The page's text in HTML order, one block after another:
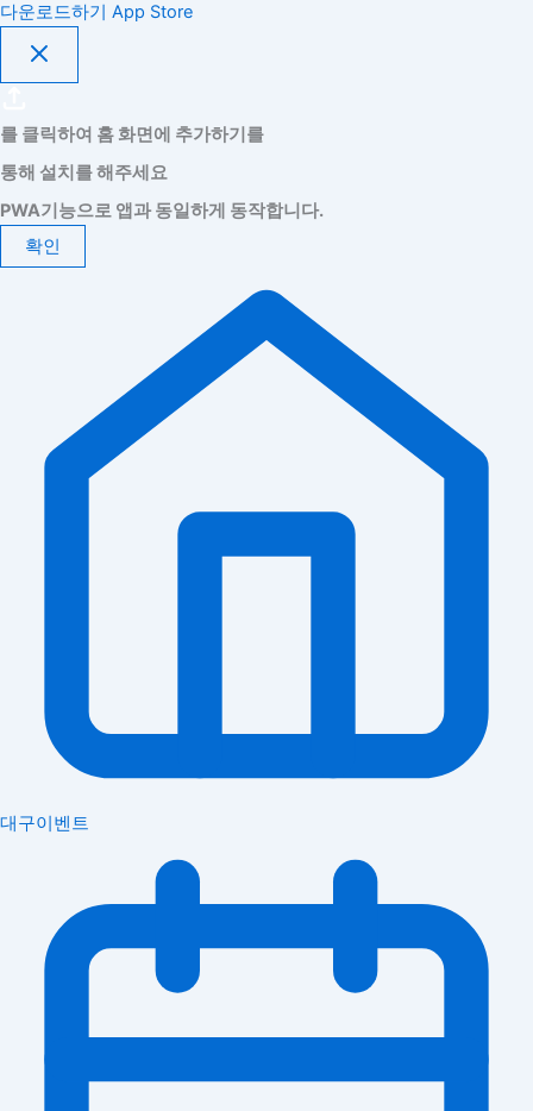
다운로드하기 App Store
를 클릭하여 홈 화면에 추가하기를
통해 설치를 해주세요
PWA기능으로 앱과 동일하게 동작합니다.
확인
대구이벤트